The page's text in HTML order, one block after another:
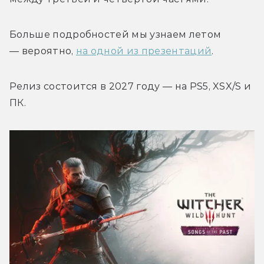
Больше подробностей мы узнаем летом
— вероятно, на одной из презентаций.
Релиз состоится в 2027 году — на PS5, XSX/S и
ПК.